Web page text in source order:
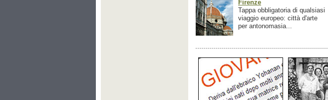
Firenze
Tappa obbligatoria di qualsiasi
viaggio europeo: città d'arte
per antonomasia...